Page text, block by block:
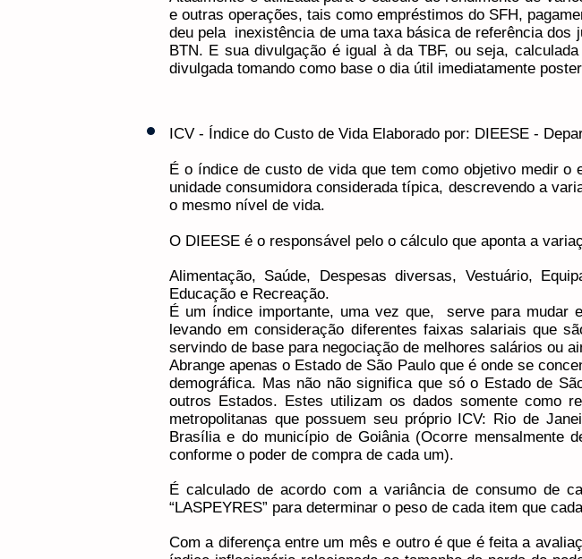
e outras operações, tais como empréstimos do SFH,
deu pela inexistência de uma taxa básica de referência
BTN. E sua divulgação é igual à da TBF, ou seja,
divulgada tomando como base o dia útil imediatamente
ICV - Índice do Custo de Vida Elaborado por: DIEESE -
É o índice de custo de vida que tem como objetivo medir
unidade consumidora considerada típica, descrevendo a
o mesmo nível de vida.​
O DIEESE é o responsável pelo o cálculo que aponta a
Alimentação, Saúde, Despesas diversas, Vestuário,
Educação e Recreação.
É um índice importante, uma vez que, serve para mudar
levando em consideração diferentes faixas salariais que
servindo de base para negociação de melhores salários ou
Abrange apenas o Estado de São Paulo que é onde se
demográfica. Mas não não significa que só o Estado de
outros Estados. Estes utilizam os dados somente como
metropolitanas que possuem seu próprio ICV: Rio de
Brasília e do município de Goiânia (Ocorre mensalmente
conforme o poder de compra de cada um).
É calculado de acordo com a variância de consumo de
“LASPEYRES” para determinar o peso de cada item que
Com a diferença entre um mês e outro é que é feita a